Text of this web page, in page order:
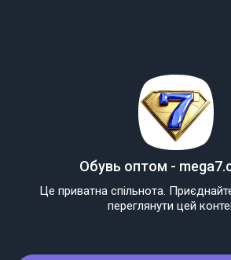
Обувь оптом -
Це приватна спільнота.
переглянути цей